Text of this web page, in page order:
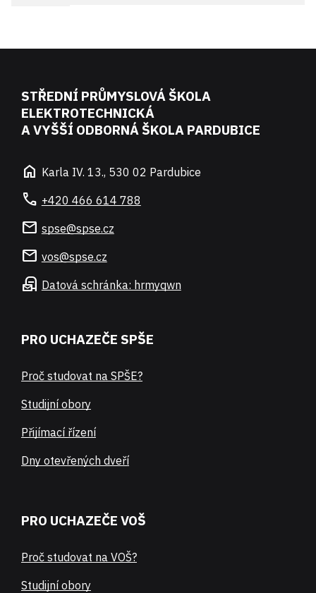
STŘEDNÍ PRŮMYSLOVÁ ŠKOLA
ELEKTROTECHNICKÁ
A VYŠŠÍ ODBORNÁ ŠKOLA PARDUBICE
home Karla IV. 13., 530 02 Pardubice
call +420 466 614 788
mail spse@spse.cz
mail vos@spse.cz
local_post_office Datová schránka: hrmyqwn
PRO UCHAZEČE SPŠE
Proč studovat na SPŠE?
Studijní obory
Přijímací řízení
Dny otevřených dveří
PRO UCHAZEČE VOŠ
Proč studovat na VOŠ?
Studijní obory